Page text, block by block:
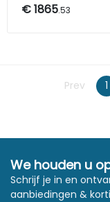
€ 1865.53
Prev 1
We houden u
Schrijf je in en
aanbiedingen &